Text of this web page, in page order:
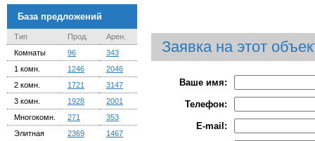
База предложений
Тип Прод.
Арен.
Комнаты
96
343
1 комн.
1246
2046
2 комн.
1721
3147
3 комн.
1928
2001
Многокомн.
271
353
Элитная
2369 1467
Заявка на этот
Ваше имя:
Телефон:
E-mail: